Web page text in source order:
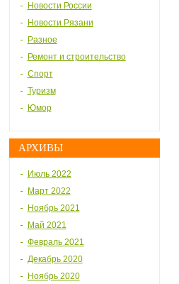
Новости России
Новости Рязани
Разное
Ремонт и строительство
Спорт
Туризм
Юмор
АРХИВЫ
Июль 2022
Март 2022
Ноябрь 2021
Май 2021
Февраль 2021
Декабрь 2020
Ноябрь 2020